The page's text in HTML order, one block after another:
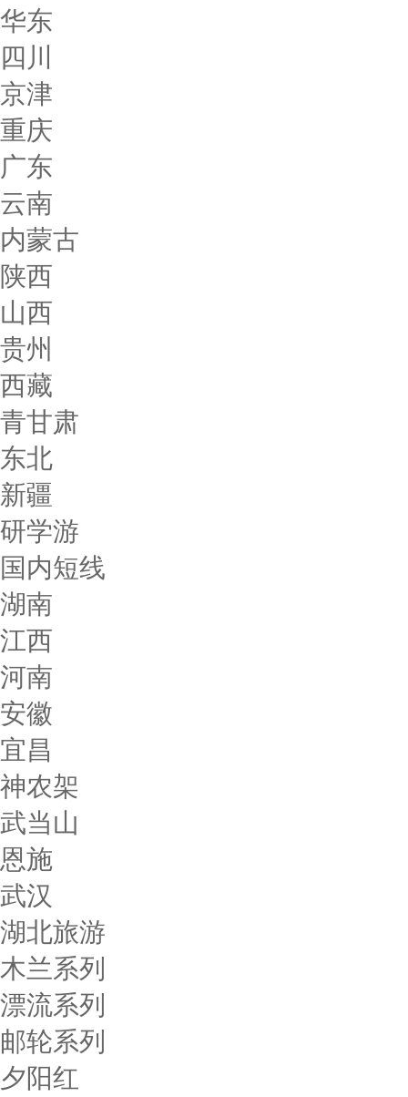
华东
四川
京津
重庆
广东
云南
内蒙古
陕西
山西
贵州
西藏
青甘肃
东北
新疆
研学游
国内短线
湖南
江西
河南
安徽
宜昌
神农架
武当山
恩施
武汉
湖北旅游
木兰系列
漂流系列
邮轮系列
夕阳红